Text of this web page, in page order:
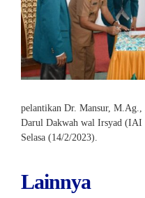
pelantikan Dr. Mansur, M.Ag.,
Darul Dakwah wal Irsyad (IAI
Selasa (14/2/2023).
Lainnya